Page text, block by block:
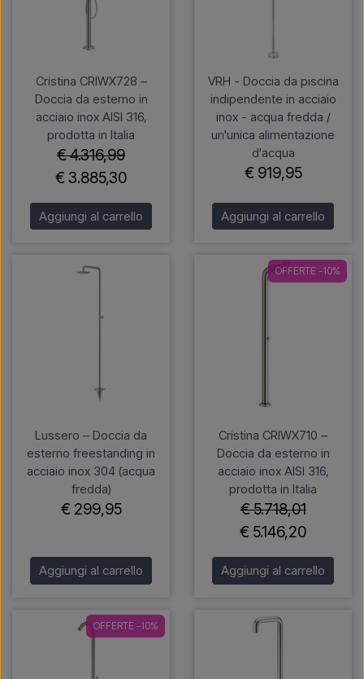
Cristina CRIWX728 –
Doccia da esterno in
acciaio inox AISI 316,
prodotta in Italia
€ 4.316,99
€ 3.885,30
Aggiungi al carrello
VRH - Doccia da piscina
indipendente in acciaio
inox - acqua fredda /
un'unica alimentazione
d'acqua
€ 919,95
Aggiungi al carrello
Lussero – Doccia da
esterno freestanding in
acciaio inox 304 (acqua
fredda)
€ 299,95
Aggiungi al carrello
OFFERTE -10%
Cristina CRIWX710 –
Doccia da esterno in
acciaio inox AISI 316,
prodotta in Italia
€ 5.718,01
€ 5.146,20
Aggiungi al carrello
OFFERTE -10%